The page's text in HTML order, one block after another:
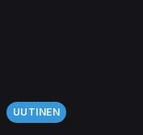
UUTINEN